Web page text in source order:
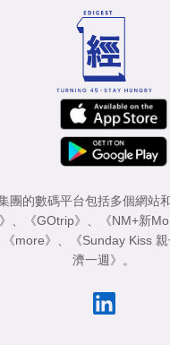
團的數碼平台包括多個網站
《GOtrip》 《NM+新
《more》 《Sunday Kiss 親
濟一週》
。